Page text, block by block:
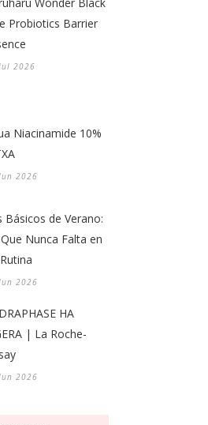
Wonder Black
Probiotics Barrier
2026
Niacinamide 10%
2026
Básicos de Verano:
Nunca Falta en
2026
HA
| La Roche-
2026